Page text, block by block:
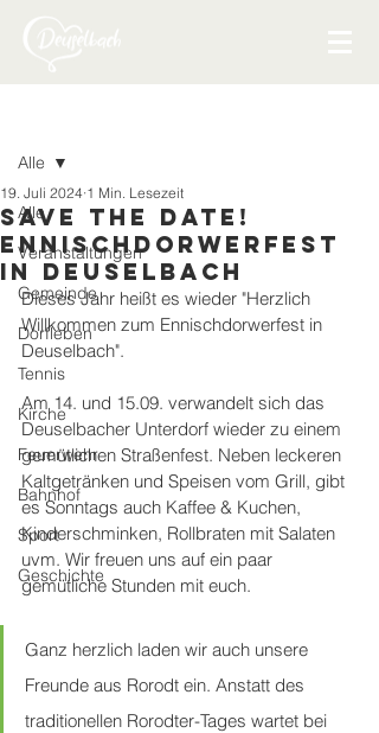
Alle
Veranstaltungen
Gemeinde
Dorfleben
Tennis
Kirche
Feuerwehr
Bahnhof
Sport
Geschichte
Alle
Save the Date!
Ennischdorwerfest
in Deuselbach
19. Juli 2024 1 Min. Lesezeit
Dieses Jahr heißt es wieder "Herzlich
Willkommen zum Ennischdorwerfest in
Deuselbach".
Am 14. und 15.09. verwandelt sich das
Deuselbacher Unterdorf wieder zu einem
gemütlichen Straßenfest. Neben leckeren
Kaltgetränken und Speisen vom Grill, gibt
es Sonntags auch Kaffee & Kuchen,
Kinderschminken, Rollbraten mit Salaten
uvm. Wir freuen uns auf ein paar
gemütliche Stunden mit euch.
Ganz herzlich laden wir auch unsere
Freunde aus Rorodt ein. Anstatt des
traditionellen Rorodter-Tages wartet bei